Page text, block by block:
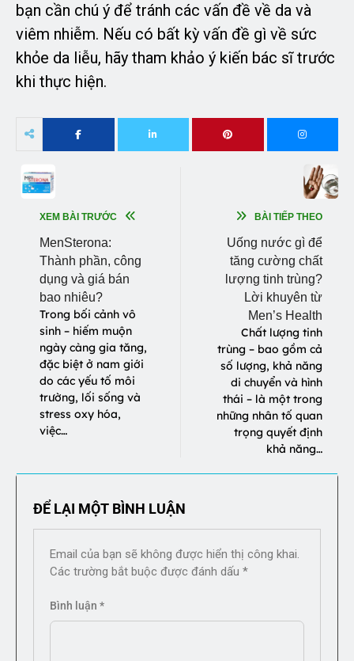
bạn cần chú ý để tránh các vấn đề về da và
viêm nhiễm. Nếu có bất kỳ vấn đề gì về sức
khỏe da liễu, hãy tham khảo ý kiến bác sĩ trước
khi thực hiện.
XEM BÀI TRƯỚC
MenSterona:
Thành phần, công
dụng và giá bán
bao nhiêu?
Trong bối cảnh vô
sinh – hiếm muộn
ngày càng gia tăng,
đặc biệt ở nam giới
do các yếu tố môi
trường, lối sống và
stress oxy hóa,
việc…
BÀI TIẾP THEO
Uống nước gì để
tăng cường chất
lượng tinh trùng?
Lời khuyên từ
Men’s Health
Chất lượng tinh
trùng – bao gồm cả
số lượng, khả năng
di chuyển và hình
thái – là một trong
những nhân tố quan
trọng quyết định
khả năng…
ĐỂ LẠI MỘT BÌNH LUẬN
Email của bạn sẽ không được hiển thị công khai.
Các trường bắt buộc được đánh dấu *
Bình luận *